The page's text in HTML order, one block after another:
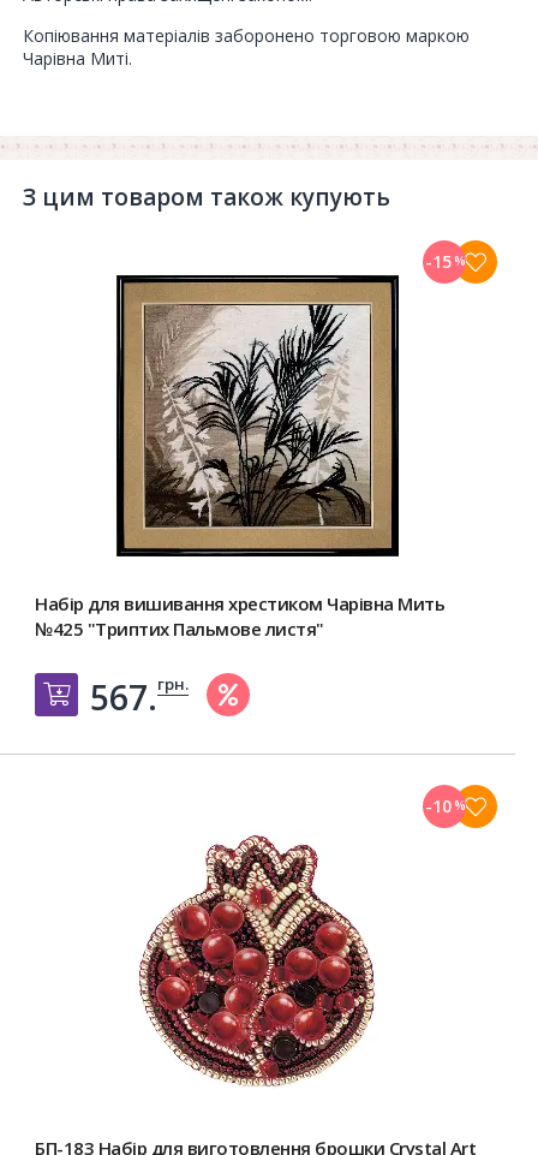
Копіювання матеріалів заборонено торговою маркою
Чарівна Миті.
З цим товаром також купують
Набір для вишивання хрестиком Чарівна Мить
№425 "Триптих Пальмове листя"
Добавить в корзину
567.грн.
-15%
БП-183 Набір для виготовлення брошки Crystal Art
-10%